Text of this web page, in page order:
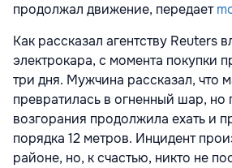
продолжал движение, передает
Как рассказал агентству Reuters
электрокара, с момента покупки
три дня. Мужчина рассказал, что
превратилась в огненный шар, но
возгорания продолжила ехать и
порядка 12 метров. Инцидент
районе, но, к счастью, никто не